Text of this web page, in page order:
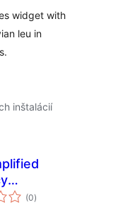
widget with
leu in
inštalácií
(0celkové
hodnotenie
)